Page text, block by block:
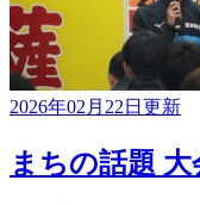
2026年02月22日更新
まちの話題